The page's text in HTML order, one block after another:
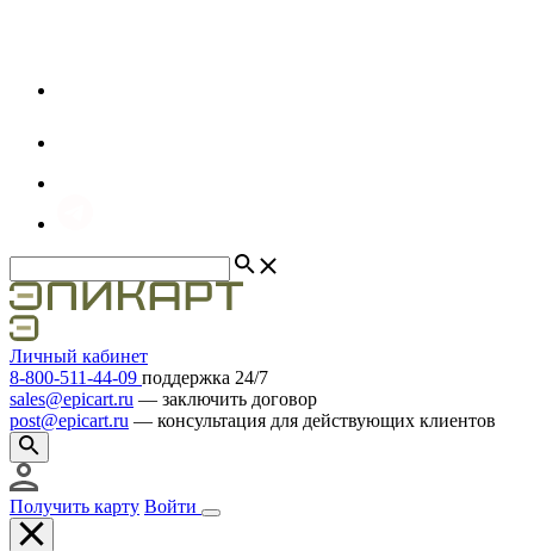
Личный кабинет
8-800-511-44-09 поддержка 24/7
sales@epicart.ru ― заключить договор
post@epicart.ru ― консультация для действующих клиентов
Получить карту Войти